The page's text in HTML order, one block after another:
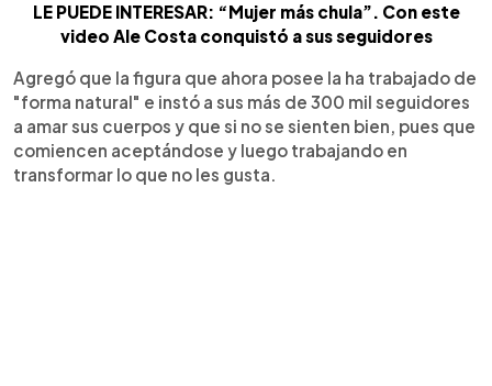
LE PUEDE INTERESAR: “Mujer más chula”. Con este
video Ale Costa conquistó a sus seguidores
Agregó que la figura que ahora posee la ha trabajado de
"forma natural" e instó a sus más de 300 mil seguidores
a amar sus cuerpos y que si no se sienten bien, pues que
comiencen aceptándose y luego trabajando en
transformar lo que no les gusta.